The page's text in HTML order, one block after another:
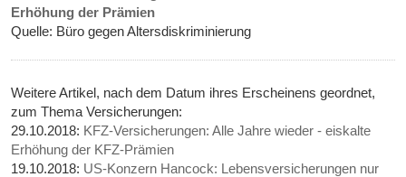
Erhöhung der Prämien
Quelle: Büro gegen Altersdiskriminierung
Weitere Artikel, nach dem Datum ihres Erscheinens geordnet,
zum Thema Versicherungen:
29.10.2018: KFZ-Versicherungen: Alle Jahre wieder - eiskalte
Erhöhung der KFZ-Prämien
19.10.2018: US-Konzern Hancock: Lebensversicherungen nur